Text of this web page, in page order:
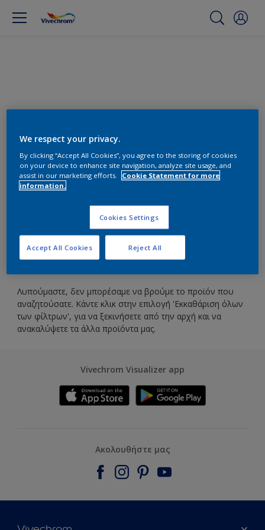
Βρείτε τα κατάλληλα προϊόντα
Προϊόντα βρέθηκαν
Φίλτρα
Λυπούμαστε, δεν μπορέσαμε να βρούμε το προϊόν που
αναζητούσατε. Κάντε κλικ στην επιλογή 'Εκκαθάριση όλων
των φίλτρων', για να ξεκινήσετε από την αρχή και να
ανακαλύψετε τα άλλα προϊόντα μας.
Vivechrom Visualizer app
Ακολουθήστε μας
We respect your privacy.
By clicking “Accept All Cookies”, you agree to the storing of cookies
on your device to enhance site navigation, analyze site usage, and
assist in our marketing efforts.
Cookie Statement for more
information.
Cookies Settings
Reject All
Accept All Cookies